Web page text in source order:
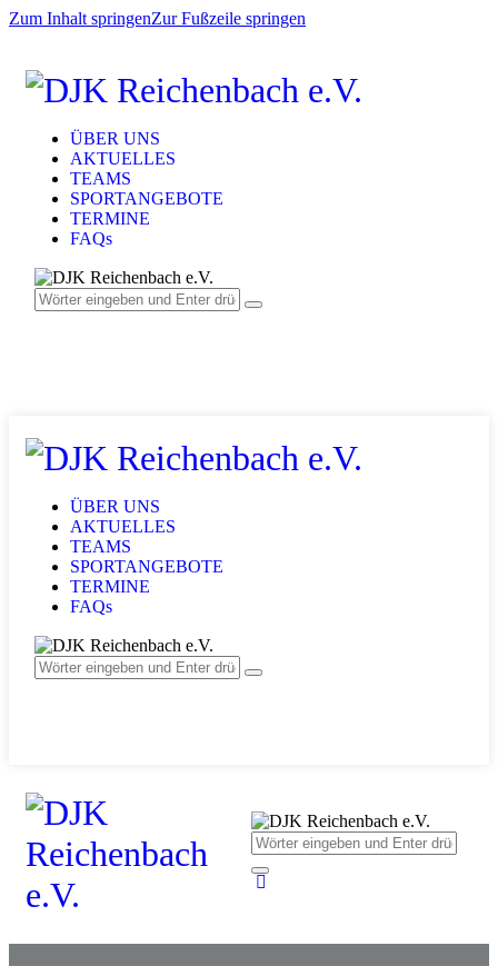
Zum Inhalt springenZur Fußzeile springen
ÜBER UNS
AKTUELLES
TEAMS
SPORTANGEBOTE
TERMINE
FAQs
ÜBER UNS
AKTUELLES
TEAMS
SPORTANGEBOTE
TERMINE
FAQs